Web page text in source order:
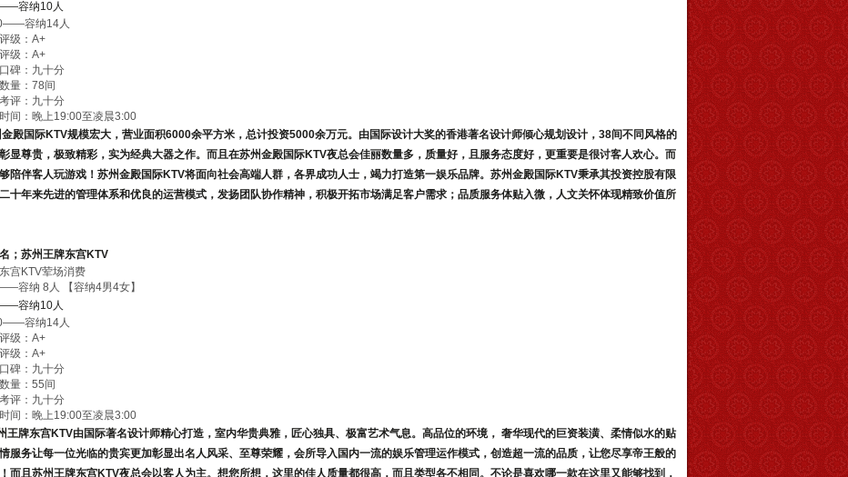
容纳10人
容纳14人
级：A+
级：A+
碑：九十分
量：78间
评：九十分
间：晚上19:00至凌晨3:00
殿国际KTV规模宏大， 营业面积6000余平方米，总计投资5000余万元。由国际设计大奖的香港著名设计师倾心规划设计，38间不同风格的
显尊贵，极致精彩，实为经典大器之作。而且在苏州金殿国际KTV夜总会佳丽数量多，质量好，且服务态度好，更重要是很讨客人欢心。而
陪伴客人玩游戏！ 苏州金殿国际KTV将面向社会高端人群，各界成功人士，竭力打造第一娱乐品牌。 苏州金殿国际KTV秉承其投资控股有限
十年来先进的管理体系和优良的运营模式，发扬团队协作精神，积极开拓市场满足客户需求；品质服务体贴入微，人文关怀体现精致价值所
；苏州王牌东宫KTV
宫KTV荤场消费
容纳 8人 【容纳4男4女】
容纳10人
容纳14人
级：A+
级：A+
碑：九十分
量：55间
评：九十分
间：晚上19:00至凌晨3:00
王牌东宫KTV由国际著名设计师精心打造，室内华贵典雅，匠心独具、极富艺术气息。高品位的环境， 奢华现代的巨资装潢、柔情似水的贴
服务让每一位光临的贵宾更加彰显出名人风采、至尊荣耀，会所导入国内一流的娱乐管理运作模式，创造超一流的品质，让您尽享帝王般的
而且苏州王牌东宫KTV夜总会以客人为主。想您所想，这里的佳人质量都很高，而且类型各不相同。不论是喜欢哪一款在这里又能够找到，